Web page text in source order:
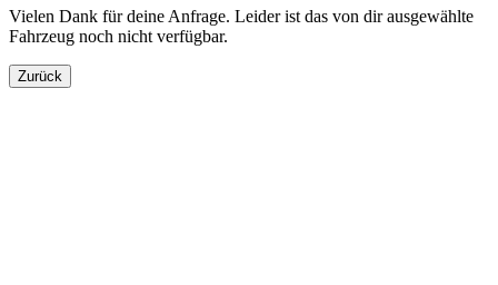
Vielen Dank für deine Anfrage. Leider ist das von dir ausgewählte
Fahrzeug noch nicht verfügbar.
Zurück